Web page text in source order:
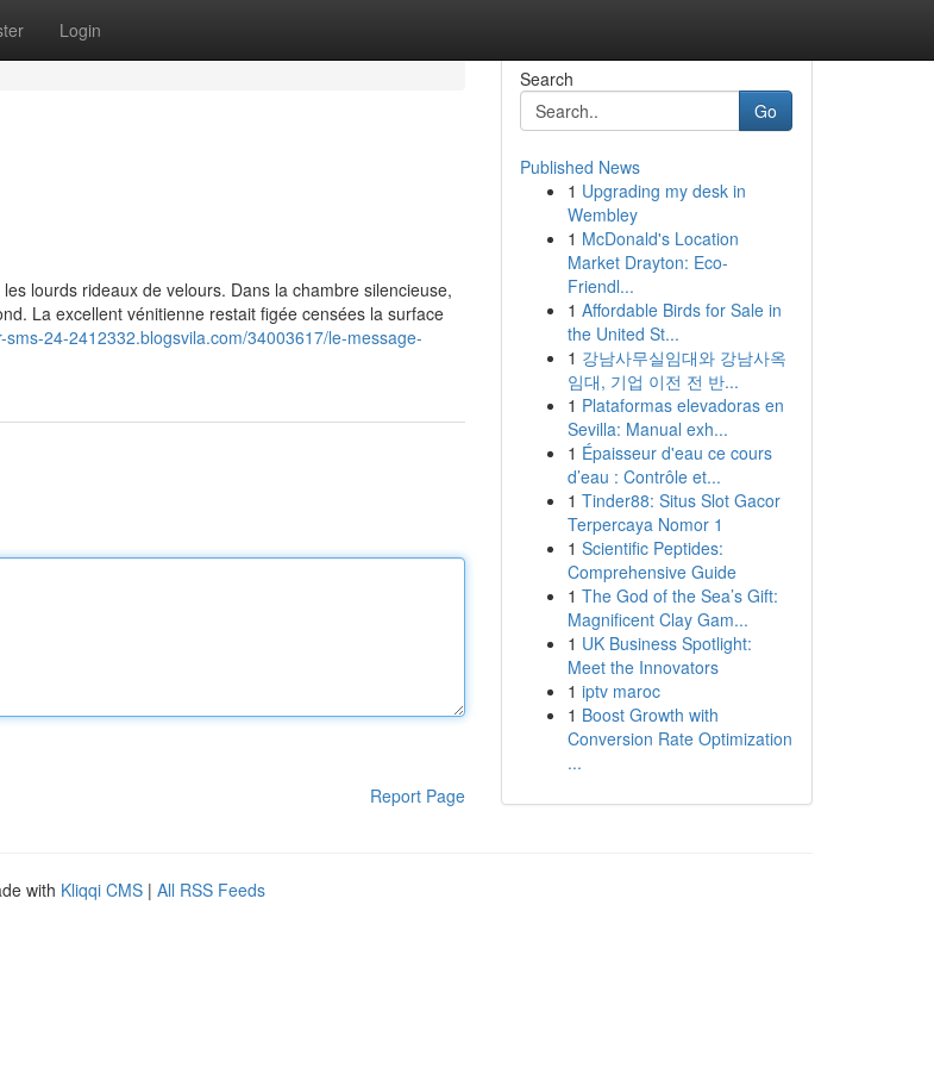
Login
lourds rideaux de velours. Dans la chambre silencieuse,
La excellent vénitienne restait figée censées la surface
sms-24-2412332.blogsvila.com/34003617/le-message-
Report Page
Search
Go
Published News
1 Upgrading my desk in
Wembley
1 McDonald's Location
Market Drayton: Eco-
Friendl...
1 Affordable Birds for Sale in
the United St...
1 강남사무실임대와 강남사옥
임대, 기업 이전 전 반...
1 Plataformas elevadoras en
Sevilla: Manual exh...
1 Épaisseur d'eau ce cours
d’eau : Contrôle et...
1 Tinder88: Situs Slot Gacor
Terpercaya Nomor 1
1 Scientific Peptides:
Comprehensive Guide
1 The God of the Sea’s Gift:
Magnificent Clay Gam...
1 UK Business Spotlight:
Meet the Innovators
1 iptv maroc
1 Boost Growth with
Conversion Rate Optimization
...
with Kliqqi CMS | All RSS Feeds